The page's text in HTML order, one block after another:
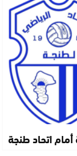
أمام اتحاد طنجة